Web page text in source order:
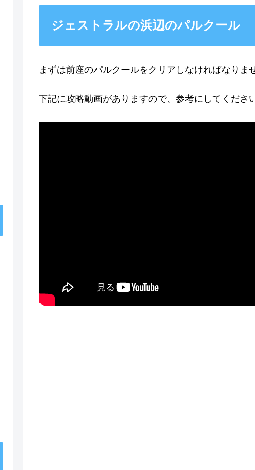
ジェストラルの浜辺のパルクール
まずは前座のパルクールをクリアしなければなりま
下記に攻略動画がありますので、参考にしてくださ